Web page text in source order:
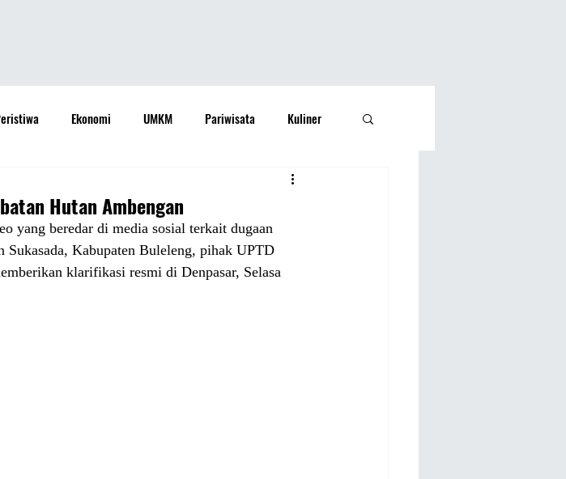
Ekonomi UMKM Pariwisata Kuliner
Lifestyle
Ramalan Bintang Opini Aspirasi Rakyat
Hutan Ambengan
yang beredar di media sosial terkait dugaan
Sukasada, Kabupaten Buleleng, pihak UPTD
klarifikasi resmi di Denpasar, Selasa